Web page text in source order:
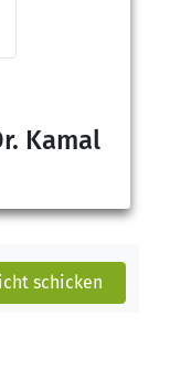
Kamal
schicken